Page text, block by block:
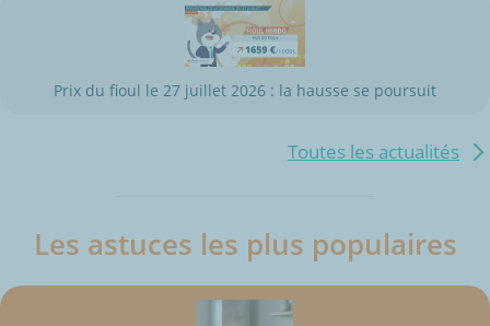
Prix du fioul le 27 juillet 2026 : la hausse se poursuit
Toutes les actualités
Les astuces les plus populaires